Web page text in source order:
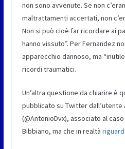
non sono avvenute. Se non
maltrattamenti accertati, non
Non si può cioè far ricordare ai
hanno vissuto”. Per Fernandez
apparecchio dannoso, ma
ricordi traumatici.
Un’altra questione da chiarire è
pubblicato su Twitter dall’utente
(@AntonioDvx), associato al
Bibbiano, ma che in realtà